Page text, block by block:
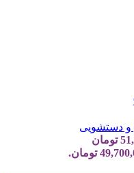
و دستشویی
قیمت اصلی: 51,700,000 تومان